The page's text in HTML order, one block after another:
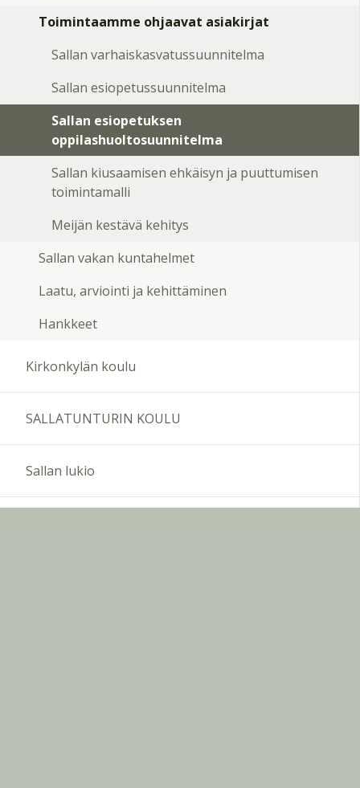
Toimintaamme ohjaavat asiakirjat
Sallan varhaiskasvatussuunnitelma
Sallan esiopetussuunnitelma
Sallan esiopetuksen
oppilashuoltosuunnitelma
Sallan kiusaamisen ehkäisyn ja puuttumisen
toimintamalli
Meijän kestävä kehitys
Sallan vakan kuntahelmet
Laatu, arviointi ja kehittäminen
Hankkeet
Kirkonkylän koulu
SALLATUNTURIN KOULU
Sallan lukio